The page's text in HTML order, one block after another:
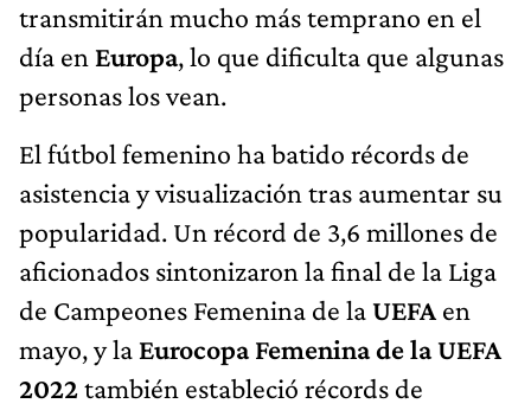
transmitirán mucho más temprano en el
día en Europa, lo que dificulta que algunas
personas los vean.
El fútbol femenino ha batido récords de
asistencia y visualización tras aumentar su
popularidad. Un récord de 3,6 millones de
aficionados sintonizaron la final de la Liga
de Campeones Femenina de laUEFA en
mayo, y la Eurocopa Femenina de la UEFA
2022también estableció récords de